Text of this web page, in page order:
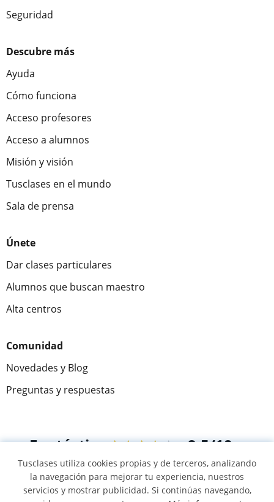
Seguridad
Descubre más
Ayuda
Cómo funciona
Acceso profesores
Acceso a alumnos
Misión y visión
Tusclases en el mundo
Sala de prensa
Únete
Dar clases particulares
Alumnos que buscan maestro
Alta centros
Comunidad
Novedades y Blog
Preguntas y respuestas
Fantástica★★★★★ 9,5/10
305915 opiniones de alumnos
Tusclases utiliza cookies propias y de terceros, analizando
la navegación para mejorar tu experiencia, nuestros
servicios y mostrar publicidad. Si continúas navegando,